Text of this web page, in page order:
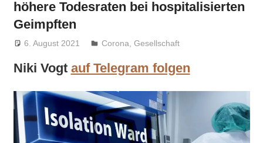
höhere Todesraten bei hospitalisierten
Geimpften
6. August 2021 Niki Vogt
Corona,Gesellschaft
Niki Vogt auf Telegram folgen